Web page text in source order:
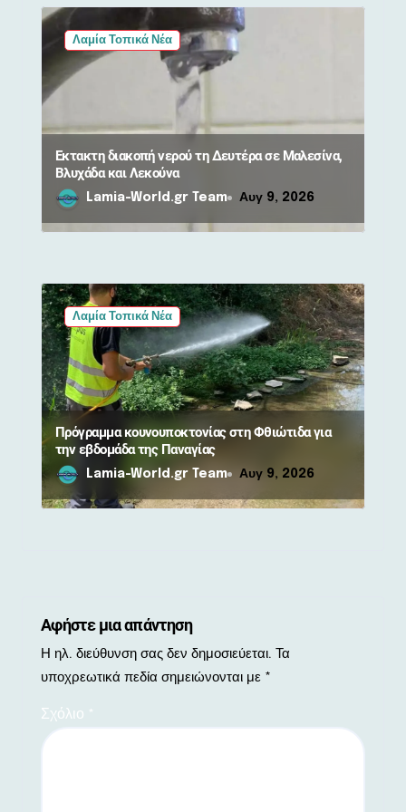
Λαμία Τοπικά Νέα
Έκτακτη διακοπή νερού τη Δευτέρα σε Μαλεσίνα,
Βλυχάδα και Λεκούνα
Lamia-World.gr Team Αυγ 9, 2026
Λαμία Τοπικά Νέα
Πρόγραμμα κουνουποκτονίας στη Φθιώτιδα για
την εβδομάδα της Παναγίας
Lamia-World.gr Team Αυγ 9, 2026
Αφήστε μια απάντηση
Η ηλ. διεύθυνση σας δεν δημοσιεύεται. Τα
υποχρεωτικά πεδία σημειώνονται με *
Σχόλιο *